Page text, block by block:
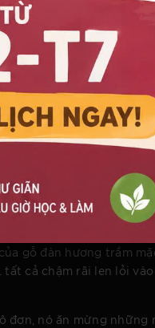
cẩn thận trong
dầu phân tán hoàn
quốc tế kết hợp
của lối sống tinh hoa,
vào một lối sống tỉnh thức
nhịp sống hiện đại.
lại độ dài hoàn hảo để
sợi bấc, bạn ngồi
gỗ đàn hương trầm
tất cả chậm rãi len lỏi
đơn, nó ăn mừng những